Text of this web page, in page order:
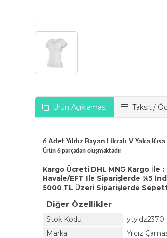
Ürün Açıklaması Taksit /
6 Adet Yıldız Bayan Likralı V Yaka
Ürün 6 parçadan oluşmaktadır
Kargo Ücreti DHL MNG Kargo İle
Havale/EFT İle Siparişlerde %5
5000 TL Üzeri Siparişlerde
Diğer Özellikler
Stok Kodu
ytyldz2370
Marka
Yıldız